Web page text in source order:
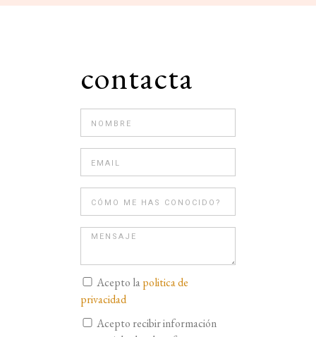
contacta
Acepto lapolitica de
privacidad
Acepto recibir información